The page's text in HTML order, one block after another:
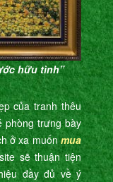
hữu tình”
của tranh thêu
phòng trưng bày
ở xa muốnmua
sẽ thuận tiện
đầy đủ về ý